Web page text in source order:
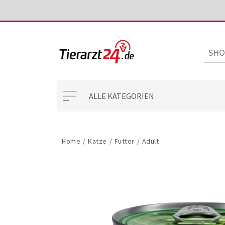
ALLE KATEGORIEN
Home / Katze / Futter / Adult